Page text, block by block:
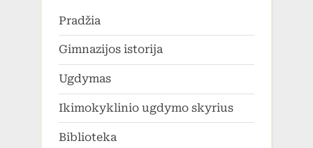
Pradžia
Gimnazijos istorija
Ugdymas
Ikimokyklinio ugdymo skyrius
Biblioteka